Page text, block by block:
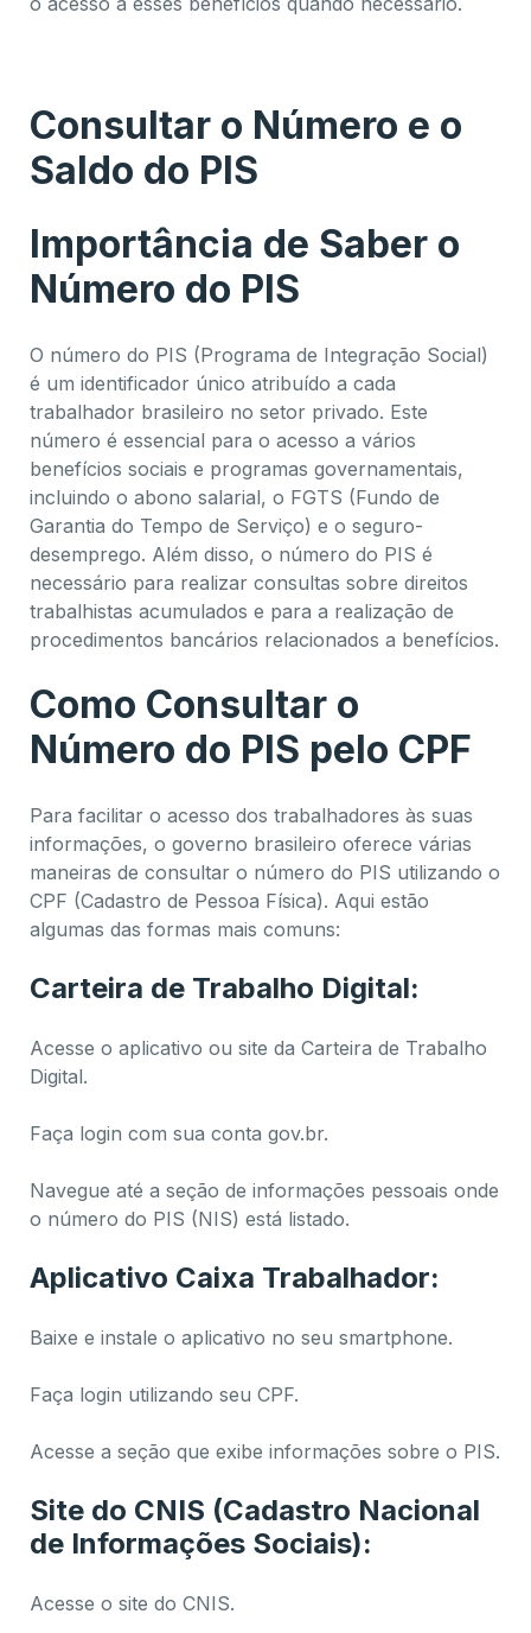
Consultar o Número e o
Saldo do PIS
Importância de Saber o
Número do PIS
O número do PIS (Programa de Integração Social)
é um identificador único atribuído a cada
trabalhador brasileiro no setor privado. Este
número é essencial para o acesso a vários
benefícios sociais e programas governamentais,
incluindo o abono salarial, o FGTS (Fundo de
Garantia do Tempo de Serviço) e o seguro-
desemprego. Além disso, o número do PIS é
necessário para realizar consultas sobre direitos
trabalhistas acumulados e para a realização de
procedimentos bancários relacionados a benefícios.
Como Consultar o
Número do PIS pelo CPF
Para facilitar o acesso dos trabalhadores às suas
informações, o governo brasileiro oferece várias
maneiras de consultar o número do PIS utilizando o
CPF (Cadastro de Pessoa Física). Aqui estão
algumas das formas mais comuns:
Carteira de Trabalho Digital:
Acesse o aplicativo ou site da Carteira de Trabalho
Digital.
Faça login com sua conta gov.br.
Navegue até a seção de informações pessoais onde
o número do PIS (NIS) está listado.
Aplicativo Caixa Trabalhador:
Baixe e instale o aplicativo no seu smartphone.
Faça login utilizando seu CPF.
Acesse a seção que exibe informações sobre o PIS.
Site do CNIS (Cadastro Nacional
de Informações Sociais):
Acesse o site do CNIS.